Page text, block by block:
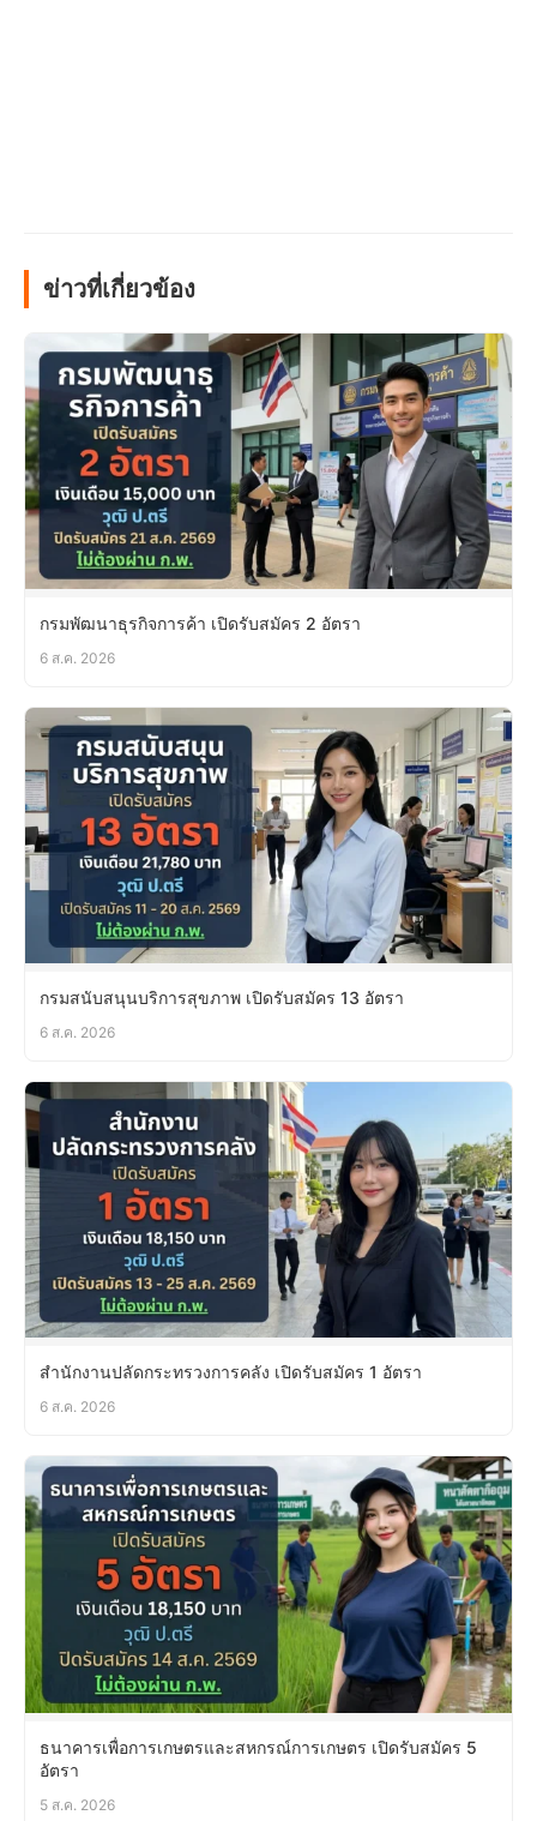
ข่าวที่เกี่ยวข้อง
กรมพัฒนาธุรกิจการค้า เปิดรับสมัคร 2 อัตรา
6 ส.ค. 2026
กรมสนับสนุนบริการสุขภาพ เปิดรับสมัคร 13 อัตรา
6 ส.ค. 2026
สำนักงานปลัดกระทรวงการคลัง เปิดรับสมัคร 1 อัตรา
6 ส.ค. 2026
ธนาคารเพื่อการเกษตรและสหกรณ์การเกษตร เปิดรับสมัคร 5
อัตรา
5 ส.ค. 2026